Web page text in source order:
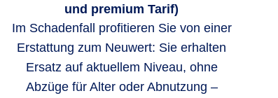
und premium Tarif)
Im Schadenfall profitieren Sie von einer
Erstattung zum Neuwert: Sie erhalten
Ersatz auf aktuellem Niveau, ohne
Abzüge für Alter oder Abnutzung –